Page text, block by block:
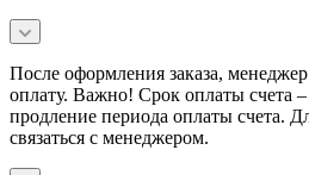
После оформления заказа,
оплату. Важно! Срок оплаты счета
продление периода оплаты счета.
связаться с менеджером.